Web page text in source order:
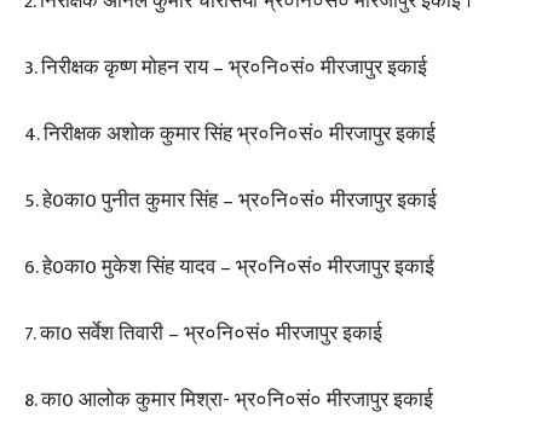
3. निरीक्षक कृष्ण मोहन राय – भ्र०नि०सं० मीरजापुर इकाई
4. निरीक्षक अशोक कुमार सिंह भ्र०नि०सं० मीरजापुर इकाई
5. हे0का0 पुनीत कुमार सिंह – भ्र०नि०सं० मीरजापुर इकाई
6. हे0का0 मुकेश सिंह यादव – भ्र०नि०सं० मीरजापुर इकाई
7. का0 सर्वेश तिवारी – भ्र०नि०सं० मीरजापुर इकाई
8. का0 आलोक कुमार मिश्रा- भ्र०नि०सं० मीरजापुर इकाई